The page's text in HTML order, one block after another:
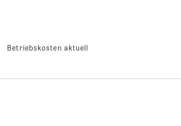
Betriebskosten aktuell